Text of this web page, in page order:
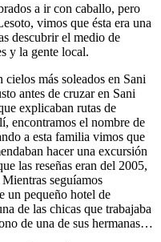
a ir con caballo, pero
vimos que ésta era una
descubrir el medio de
y la gente local.
cielos más soleados en Sani
antes de cruzar en Sani
explicaban rutas de
encontramos el nombre de
a esta familia vimos que
hacer una excursión
las reseñas eran del 2005,
seguíamos
un pequeño hotel de
de las chicas que trabajaba
de una de sus hermanas…